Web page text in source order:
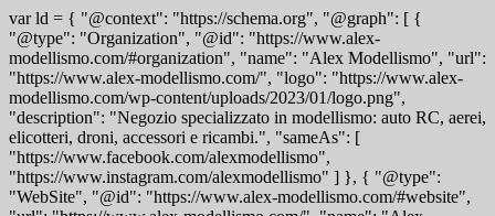
var ld = { "@context": "https://schema.org", "@graph": [ {
"@type": "Organization", "@id": "https://www.alex-
modellismo.com/#organization", "name": "Alex Modellismo", "url":
"https://www.alex-modellismo.com/", "logo": "https://www.alex-
modellismo.com/wp-content/uploads/2023/01/logo.png",
"description": "Negozio specializzato in modellismo: auto RC, aerei,
elicotteri, droni, accessori e ricambi.", "sameAs": [
"https://www.facebook.com/alexmodellismo",
"https://www.instagram.com/alexmodellismo" ] }, { "@type":
"WebSite", "@id": "https://www.alex-modellismo.com/#website",